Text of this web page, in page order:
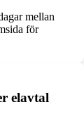
mellan
för
elavtal